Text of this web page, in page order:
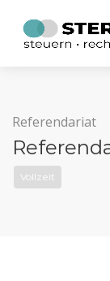
Referendariat
Vollzeit